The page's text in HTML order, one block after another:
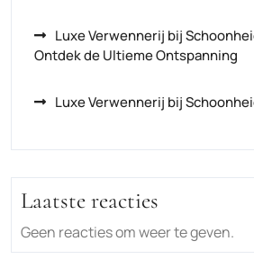
Luxe Verwennerij bij
Ontdek de Ultieme Ontspanning
Luxe Verwennerij bij
Laatste reacties
Geen reacties om weer te geven.